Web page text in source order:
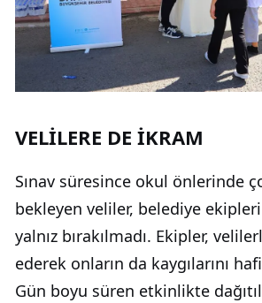
VELİLERE DE İKRAM
Sınav süresince okul önlerinde
bekleyen veliler, belediye
yalnız bırakılmadı. Ekipler,
ederek onların da kaygılarını
Gün boyu süren etkinlikte